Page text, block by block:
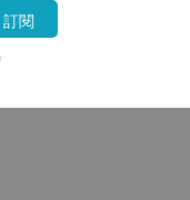
產品有任何殘缺
。
須保留有效收據
訂閱